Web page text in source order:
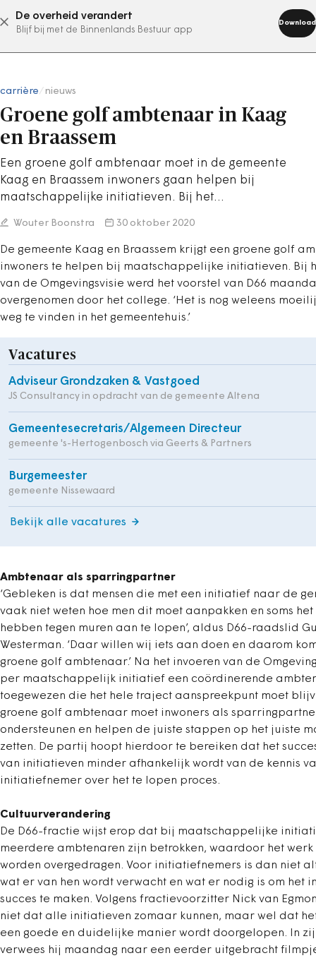
De overheid verandert
Blijf bij met de Binnenlands Bestuur app
Download
carrière nieuws
Groene golf ambtenaar in Kaag
en Braassem
Een groene golf ambtenaar moet in de gemeente
Kaag en Braassem inwoners gaan helpen bij
maatschappelijke initiatieven. Bij het…
Wouter Boonstra 30 oktober 2020
De gemeente Kaag en Braassem krijgt een groene golf
inwoners te helpen bij maatschappelijke initiatieven. Bij
van de Omgevingsvisie werd het voorstel van D66
overgenomen door het college. ‘Het is nog weleens
weg te vinden in het gemeentehuis.’
Vacatures
Adviseur Grondzaken & Vastgoed
JS Consultancy in opdracht van de gemeente Altena
Gemeentesecretaris/Algemeen Directeur
gemeente 's-Hertogenbosch via Geerts & Partners
Burgemeester
gemeente Nissewaard
Bekijk alle vacatures
Ambtenaar als sparringpartner
‘Gebleken is dat mensen die met een initiatief naar de
vaak niet weten hoe men dit moet aanpakken en soms
hebben tegen muren aan te lopen’, aldus D66-raadslid
Westerman. ‘Daar willen wij iets aan doen en daarom
groene golf ambtenaar.’ Na het invoeren van de
per maatschappelijk initiatief een coördinerende
toegewezen die het hele traject aanspreekpunt moet
groene golf ambtenaar moet inwoners als
ondersteunen en helpen de juiste stappen op het juiste
zetten. De partij hoopt hierdoor te bereiken dat het
van initiatieven minder afhankelijk wordt van de kennis
initiatiefnemer over het te lopen proces.
Cultuurverandering
De D66-fractie wijst erop dat bij maatschappelijke
meerdere ambtenaren zijn betrokken, waardoor het werk
worden overgedragen. Voor initiatiefnemers is dan niet
wat er van hen wordt verwacht en wat er nodig is om het
succes te maken. Volgens fractievoorzitter Nick van
niet dat alle initiatieven zomaar kunnen, maar wel dat
een goede en duidelijke manier wordt doorgelopen. In
verwees hij maandag naar een eerder uitgebracht